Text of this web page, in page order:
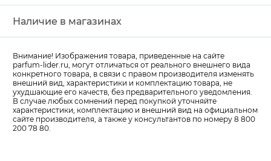
Наличие в магазинах
Внимание! Изображения товара, приведенные на сайте
parfum-lider.ru, могут отличаться от реального внешнего вида
конкретного товара, в связи с правом производителя изменять
внешний вид, характеристики и комплектацию товара, не
ухудшающие его качеств, без предварительного уведомления.
В случае любых сомнений перед покупкой уточняйте
характеристики, комплектацию и внешний вид на официальном
сайте производителя, а также у консультантов по номеру 8 800
200 78 80.